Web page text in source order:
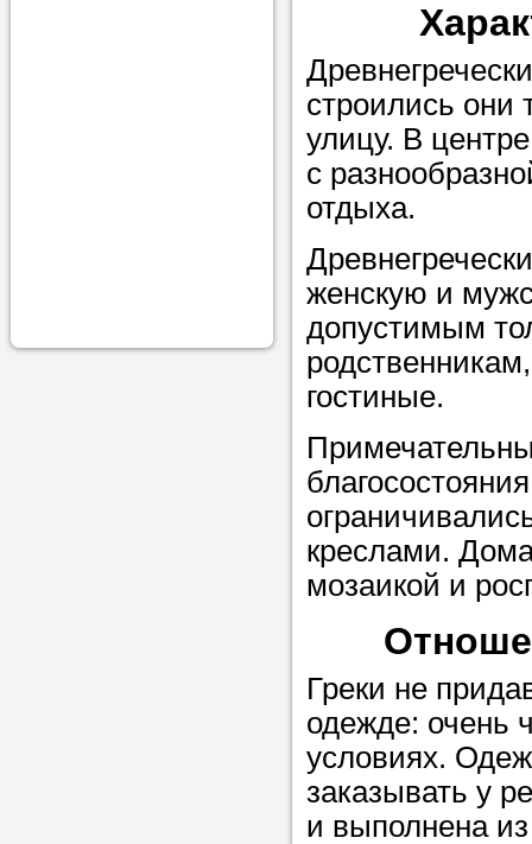
Больше не
голову, к
помощью -
Nado5.ru!
Наши
помогут
советам,
репетитора
Совет 1.
упростить
достаточно
репетитора,
максимально
ваши
строились они
улицу. В
с
отдыха.
женскую и
допустимым
гостиные.
креслами.
мозаикой и
Греки не
одежде: очень
условиях.
заказывать у
и выполнена